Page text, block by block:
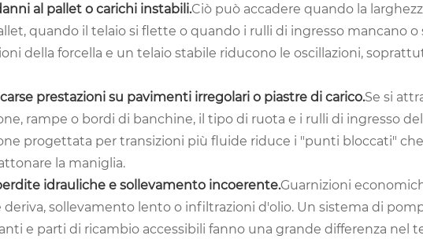
al pallet o carichi instabili.Ciò può accadere quando la
quando il telaio si flette o quando i rulli di ingresso mancano
della forcella e un telaio stabile riducono le oscillazioni,
prestazioni su pavimenti irregolari o piastre di carico.Se si
rampe o bordi di banchine, il tipo di ruota e i rulli di ingresso
progettata per transizioni più fluide riduce i "punti bloccati"
la maniglia.
idrauliche e sollevamento incoerente.Guarnizioni
deriva, sollevamento lento o infiltrazioni d'olio. Un sistema di
e parti di ricambio accessibili fanno una grande differenza nel